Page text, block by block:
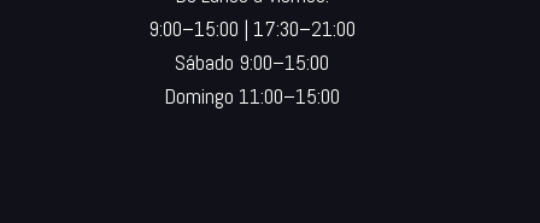
9:00–15:00 | 17:30–21:00
Sábado 9:00–15:00
Domingo 11:00–15:00